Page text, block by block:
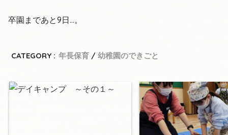
卒園まであと9日…。
CATEGORY : 年長保育 幼稚園のできごと